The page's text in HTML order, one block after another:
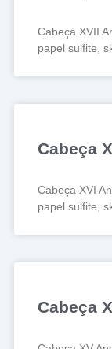
Cabeça XVII
papel sulfite,
Cabeça
Cabeça XVI
papel sulfite,
Cabeça